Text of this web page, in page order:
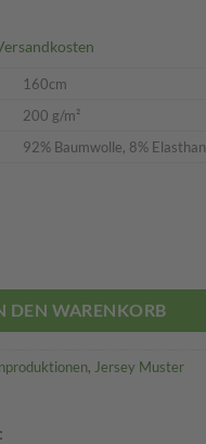
160cm
200 g/m²
92% Baumwolle, 8% Elasthan
DEN WARENKORB
, Jersey Muster